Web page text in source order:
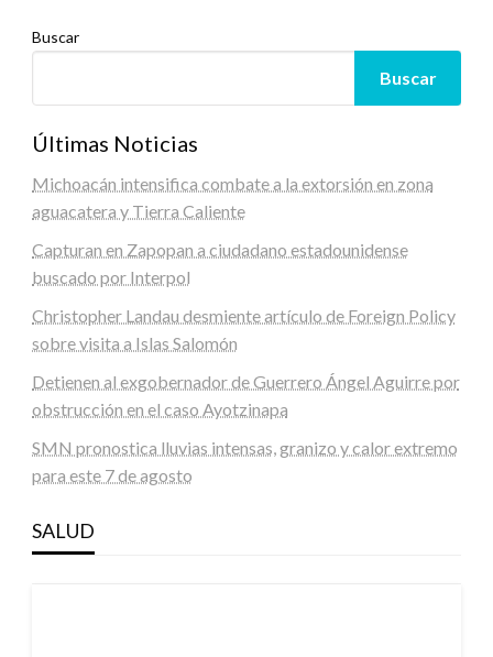
Buscar
Buscar
Últimas Noticias
Michoacán intensifica combate a la extorsión en zona
aguacatera y Tierra Caliente
Capturan en Zapopan a ciudadano estadounidense
buscado por Interpol
Christopher Landau desmiente artículo de Foreign Policy
sobre visita a Islas Salomón
Detienen al exgobernador de Guerrero Ángel Aguirre por
obstrucción en el caso Ayotzinapa
SMN pronostica lluvias intensas, granizo y calor extremo
para este 7 de agosto
SALUD